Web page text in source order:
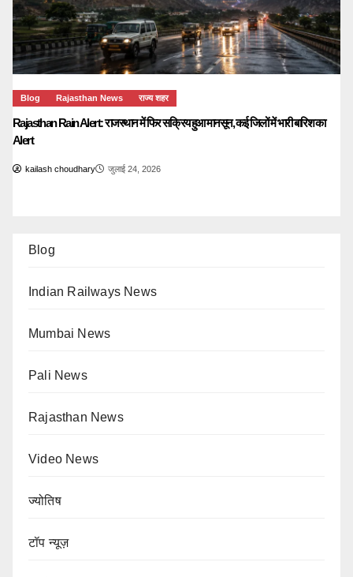
Blog Rajasthan News राज्य शहर
Rajasthan Rain Alert: राजस्थान में फिर सक्रिय हुआ मानसून, कई जिलों में भारी बारिश का
Alert
kailash choudhary जुलाई 24, 2026
Blog
Indian Railways News
Mumbai News
Pali News
Rajasthan News
Video News
ज्योतिष
टॉप न्यूज़